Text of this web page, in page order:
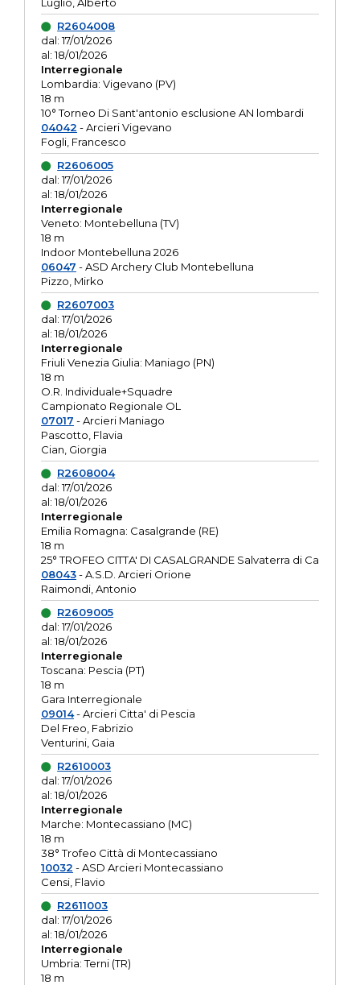
R2604008
dal: 17/01/2026
al: 18/01/2026
Interregionale
Lombardia: Vigevano (PV)
18 m
10° Torneo Di Sant'antonio esclusione AN lombardi
04042 - Arcieri Vigevano
Fogli, Francesco
R2606005
dal: 17/01/2026
al: 18/01/2026
Interregionale
Veneto: Montebelluna (TV)
18 m
Indoor Montebelluna 2026
06047 - ASD Archery Club Montebelluna
Pizzo, Mirko
R2607003
dal: 17/01/2026
al: 18/01/2026
Interregionale
Friuli Venezia Giulia: Maniago (PN)
18 m
O.R. Individuale+Squadre
Campionato Regionale OL
07017 - Arcieri Maniago
Pascotto, Flavia
Cian, Giorgia
R2608004
dal: 17/01/2026
al: 18/01/2026
Interregionale
Emilia Romagna: Casalgrande (RE)
18 m
25° TROFEO CITTA' DI CASALGRANDE Salvaterra di Ca
08043- A.S.D. Arcieri Orione
Raimondi, Antonio
R2609005
dal: 17/01/2026
al: 18/01/2026
Interregionale
Toscana: Pescia (PT)
18 m
Gara Interregionale
09014- Arcieri Citta' di Pescia
Del Freo, Fabrizio
Venturini, Gaia
R2610003
dal: 17/01/2026
al: 18/01/2026
Interregionale
Marche: Montecassiano (MC)
18 m
38° Trofeo Città di Montecassiano
10032 - ASD Arcieri Montecassiano
Censi, Flavio
R2611003
dal: 17/01/2026
al: 18/01/2026
Interregionale
Umbria: Terni (TR)
18 m